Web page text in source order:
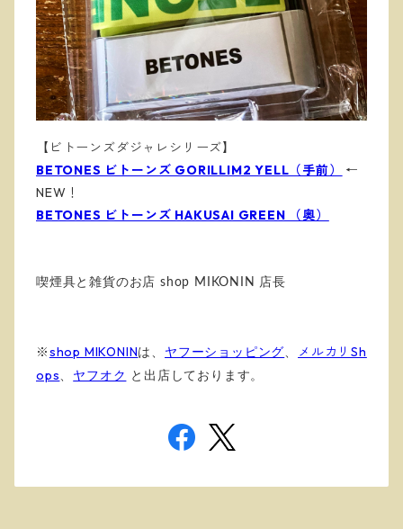
【ビトーンズダジャレシリーズ】
BETONES ビトーンズ GORILLIM2 YELL（手前）
←
NEW！
BETONES ビトーンズ HAKUSAI GREEN （奥）
喫煙具と雑貨のお店 shop MIKONIN 店長
※shop MIKONINは、 ヤフーショッピング、
メルカリSh
ops、 ヤフオク と出店しております。